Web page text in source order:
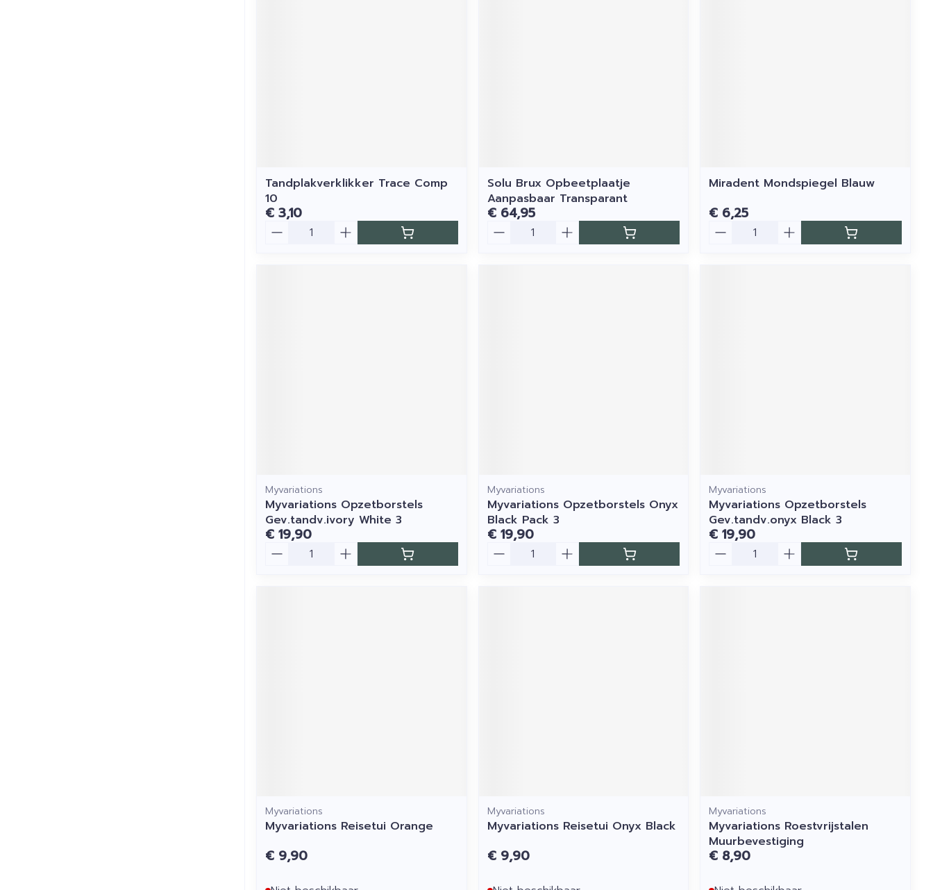
Tandplakverklikker Trace Comp
10
€ 3,10
Solu Brux Opbeetplaatje
Aanpasbaar Transparant
€ 64,95
Miradent Mondspiegel Blauw
€ 6,25
Myvariations
Myvariations Opzetborstels
Gev.tandv.ivory White 3
€ 19,90
Myvariations
Myvariations Opzetborstels Onyx
Black Pack 3
€ 19,90
Myvariations
Myvariations Opzetborstels
Gev.tandv.onyx Black 3
€ 19,90
Myvariations
Myvariations Reisetui Orange
€ 9,90
Myvariations
Myvariations Reisetui Onyx Black
€ 9,90
Myvariations
Myvariations Roestvrijstalen
Muurbevestiging
€ 8,90